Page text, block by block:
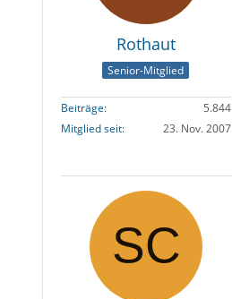
Rothaut
Senior-Mitglied
Beiträge
5.844
Mitglied seit
23. Nov. 2007